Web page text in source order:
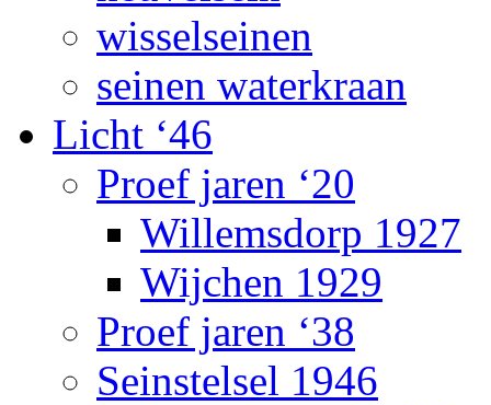
wisselseinen
seinen waterkraan
Licht ‘46
Proef jaren ‘20
Willemsdorp 1927
Wijchen 1929
Proef jaren ‘38
Seinstelsel 1946